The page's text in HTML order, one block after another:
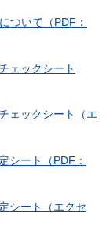
ついて（PDF：
ェックシート
ェックシート（エ
シート（PDF：
シート（エクセ